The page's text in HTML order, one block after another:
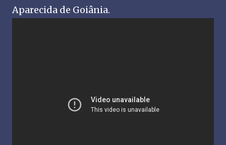
Aparecida de Goiânia.